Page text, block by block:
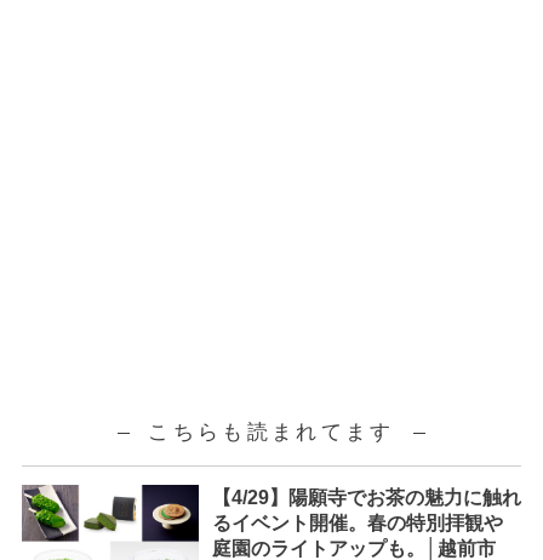
こちらも読まれてます
【4/29】陽願寺でお茶の魅力に触れ
るイベント開催。春の特別拝観や
庭園のライトアップも。│越前市